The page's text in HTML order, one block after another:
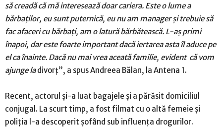
să creadă că mă interesează doar cariera. Este o lume a
bărbaților, eu sunt puternică, eu nu am manager și trebuie să
fac afaceri cu bărbați, am o latură bărbătească. L-aș primi
înapoi, dar este foarte important dacă iertarea asta îl aduce pe
el ca înainte. Dacă nu mai vrea aceată familie, evident că vom
ajunge ladivorț”, a spus Andreea Bălan, la Antena 1.
Recent, actorul și-a luat bagajele și a părăsit domiciliul
conjugal. La scurt timp, a fost filmat cu o altă femeie și
poliția l-a descoperit șofând sub influența drogurilor.